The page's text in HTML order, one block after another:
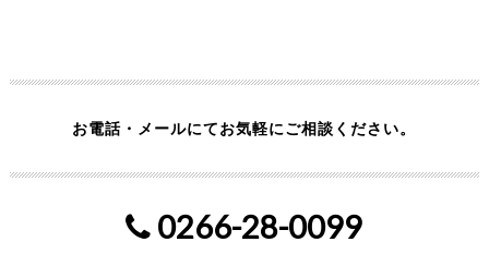
お電話・メールにてお気軽にご相談ください。
0266-28-0099